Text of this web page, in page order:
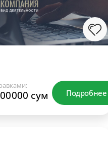
сум Подробнее